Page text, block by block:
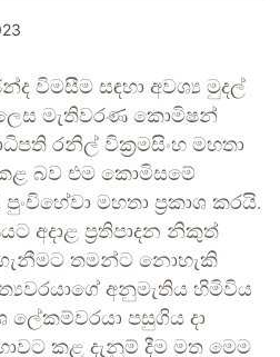
විමසීම සඳහා අවශ්‍ය මුදල්
මැතිවරණ කොමිෂන්
රනිල් වික‍්‍රමසිංහ මහතා
බව එම කොමිසමේ
මහතා ප‍්‍රකාශ කරයි.
අදාළ ප‍්‍රතිපාදන නිකුත්
ගැනීමට තමන්ට නොහැකි
අනුමැතිය හිමිවිය
ලේකම්වරයා පසුගිය දා
කළ දැනුම් දීම මත මෙම